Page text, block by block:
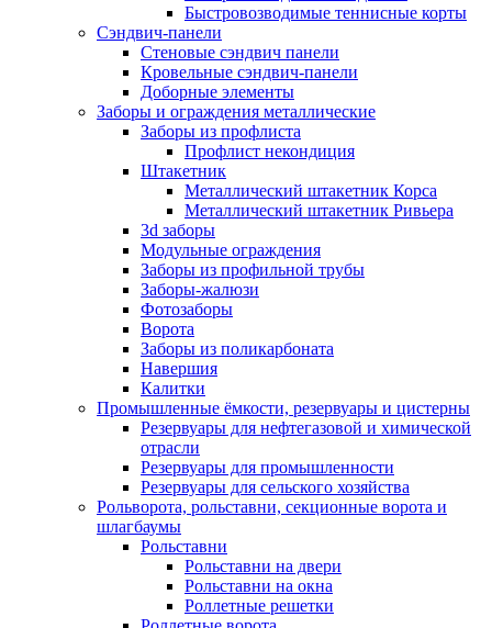
Быстровозводимые теннисные корты
Сэндвич-панели
Стеновые сэндвич панели
Кровельные сэндвич-панели
Доборные элементы
Заборы и ограждения металлические
Заборы из профлиста
Профлист некондиция
Штакетник
Металлический штакетник Корса
Металлический штакетник Ривьера
3d заборы
Модульные ограждения
Заборы из профильной трубы
Заборы-жалюзи
Фотозаборы
Ворота
Заборы из поликарбоната
Навершия
Калитки
Промышленные ёмкости, резервуары и цистерны
Резервуары для нефтегазовой и химической
отрасли
Резервуары для промышленности
Резервуары для сельского хозяйства
Рольворота, рольставни, секционные ворота и
шлагбаумы
Рольставни
Рольставни на двери
Рольставни на окна
Роллетные решетки